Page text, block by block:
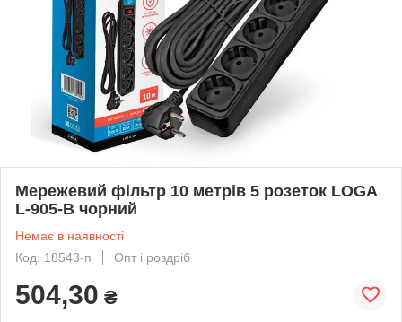
Мережевий фільтр 10 метрів 5 розеток LOGA
L-905-B чорний
Немає в наявності
Код: 18543-п
Опт і роздріб
504,30 ₴